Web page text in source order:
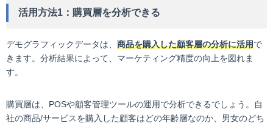
活用方法1：購買層を分析できる
デモグラフィックデータは、 商品を購入した顧客層の分析に活用で
きます。分析結果によって、マーケティング精度の向上を図れま
す。
購買層は、POSや顧客管理ツールの運用で分析できるでしょう。自
社の商品/サービスを購入した顧客はどの年齢層なのか、男女のどち